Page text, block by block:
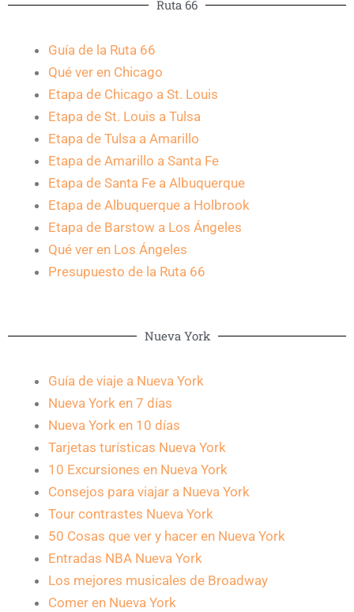
Ruta 66
Guía de la Ruta 66
Qué ver en Chicago
Etapa de Chicago a St. Louis
Etapa de St. Louis a Tulsa
Etapa de Tulsa a Amarillo
Etapa de Amarillo a Santa Fe
Etapa de Santa Fe a Albuquerque
Etapa de Albuquerque a Holbrook
Etapa de Barstow a Los Ángeles
Qué ver en Los Ángeles
Presupuesto de la Ruta 66
Nueva York
Guía de viaje a Nueva York
Nueva York en 7 días
Nueva York en 10 días
Tarjetas turísticas Nueva York
10 Excursiones en Nueva York
Consejos para viajar a Nueva York
Tour contrastes Nueva York
50 Cosas que ver y hacer en Nueva York
Entradas NBA Nueva York
Los mejores musicales de Broadway
Comer en Nueva York